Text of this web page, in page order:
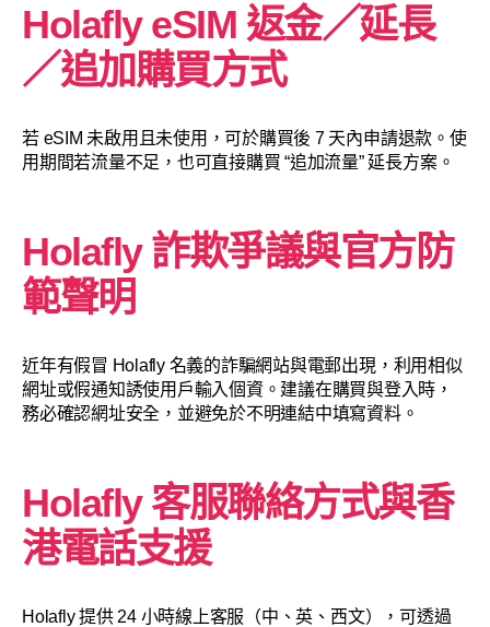
Holafly eSIM 返金／延長
／追加購買方式
若 eSIM 未啟用且未使用，可於購買後 7 天內申請退款。使
用期間若流量不足，也可直接購買 “追加流量” 延長方案。
Holafly 詐欺爭議與官方防
範聲明
近年有假冒 Holafly 名義的詐騙網站與電郵出現，利用相似
網址或假通知誘使用戶輸入個資。建議在購買與登入時，
務必確認網址安全，並避免於不明連結中填寫資料。
Holafly 客服聯絡方式與香
港電話支援
Holafly 提供 24 小時線上客服（中、英、西文），可透過